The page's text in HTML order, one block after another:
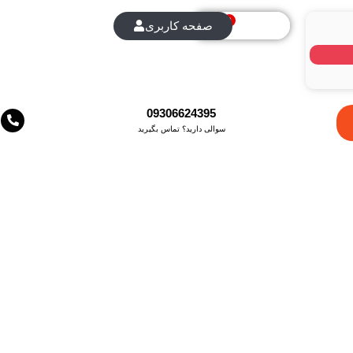
تومان 0 صفحه کاربری
09306624395
سوالی دارید؟ تماس بگیرید